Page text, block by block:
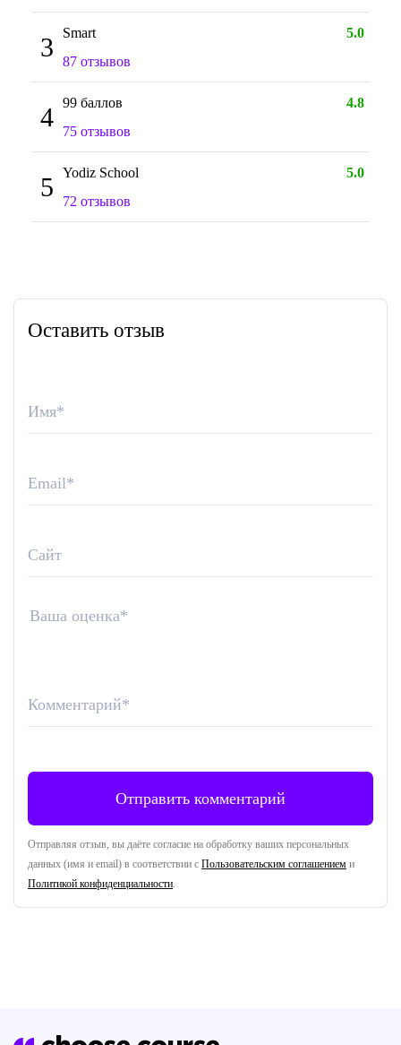
3 Smart
5.0
87 отзывов
4 99 баллов
4.8
75 отзывов
5 Yodiz School
5.0
72 отзывов
Оставить отзыв
Ваша оценка*
Комментарий*
Имя*
Email*
Сайт
Отправляя отзыв, вы даёте согласие на обработку ваших персональных
данных (имя и email) в соответствии с Пользовательским соглашением и
Политикой конфиденциальности.